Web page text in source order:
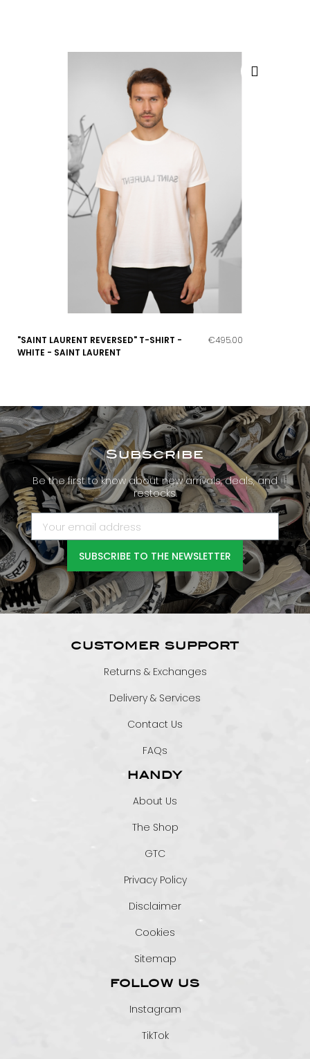
"SAINT LAURENT REVERSED" T-SHIRT -
WHITE - SAINT LAURENT
€495.00
Subscribe
Be the first to know about new arrivals, deals, and
restocks.
SUBSCRIBE TO THE NEWSLETTER
CUSTOMER SUPPORT
Returns & Exchanges
Delivery & Services
Contact Us
FAQs
HANDY
About Us
The Shop
GTC
Privacy Policy
Disclaimer
Cookies
Sitemap
FOLLOW US
Instagram
TikTok